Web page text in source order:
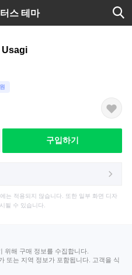
스 테마
구입하기
는 적용되지 않습니다. 또한 일부 화면 디자
될 수 있습니다.
위해 구매 정보를 수집합니다.
또는 지역 정보가 포함됩니다. 고객을 식